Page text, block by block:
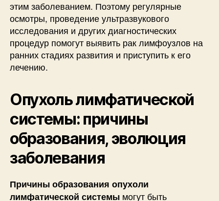
этим заболеванием. Поэтому регулярные
осмотры, проведение ультразвукового
исследования и других диагностических
процедур помогут выявить рак лимфоузлов на
ранних стадиях развития и приступить к его
лечению.
Опухоль лимфатической
системы: причины
образования, эволюция
заболевания
Причины образования опухоли
лимфатической системы могут быть